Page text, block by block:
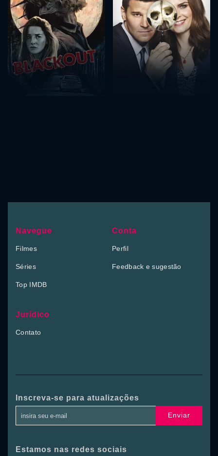
Navegue
Filmes
Séries
Top IMDB
Conta
Perfil
Feedback e sugestão
Jurídico
Contato
Inscreva-se para atualizações
Enviar
Estamos nas redes sociais